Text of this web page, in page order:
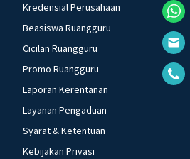
Kredensial Perusahaan
Beasiswa Ruangguru
Cicilan Ruangguru
Promo Ruangguru
Laporan Kerentanan
Layanan Pengaduan
Syarat & Ketentuan
Kebijakan Privasi